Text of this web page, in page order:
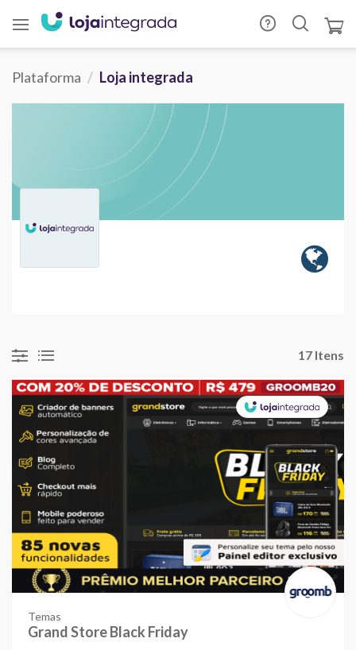
Plataforma Loja integrada
17 Itens
Temas
Grand Store Black Friday